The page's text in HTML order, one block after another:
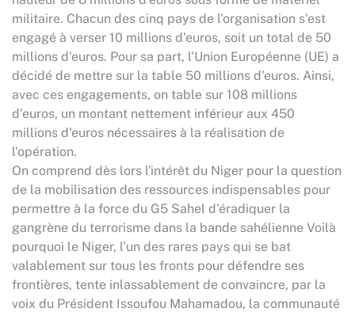
militaire. Chacun des cinq pays de l'organisation s'est
engagé à verser 10 millions d'euros, soit un total de 50
millions d'euros. Pour sa part, l'Union Européenne (UE) a
décidé de mettre sur la table 50 millions d'euros. Ainsi,
avec ces engagements, on table sur 108 millions
d'euros, un montant nettement inférieur aux 450
millions d'euros nécessaires à la réalisation de
l'opération.
On comprend dès lors l'intérêt du Niger pour la question
de la mobilisation des ressources indispensables pour
permettre à la force du G5 Sahel d'éradiquer la
gangrène du terrorisme dans la bande sahélienne Voilà
pourquoi le Niger, l'un des rares pays qui se bat
valablement sur tous les fronts pour défendre ses
frontières, tente inlassablement de convaincre, par la
voix du Président Issoufou Mahamadou, la communauté